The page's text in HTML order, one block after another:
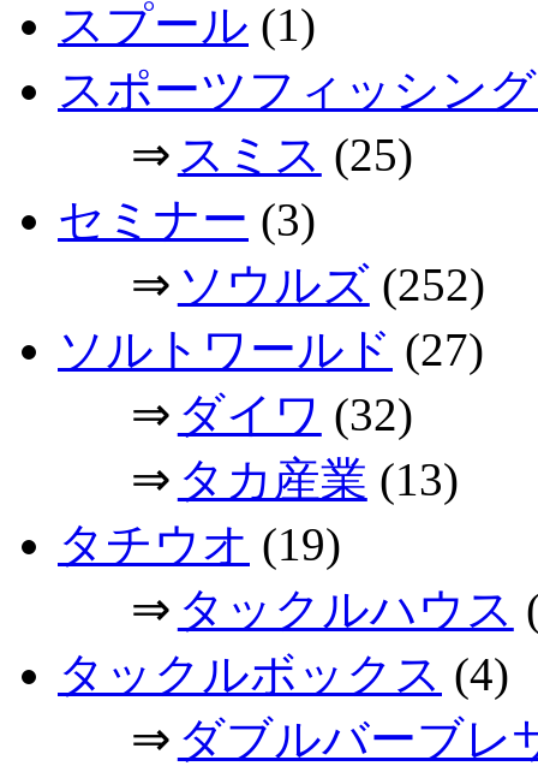
スプール (1)
スポーツフィッシン
⇒ スミス (25)
セミナー (3)
⇒ ソウルズ(252)
ソルトワールド (27)
⇒ ダイワ (32)
⇒ タカ産業 (13)
タチウオ (19)
⇒ タックルハウス
タックルボックス (4)
⇒ ダブルバーブレ